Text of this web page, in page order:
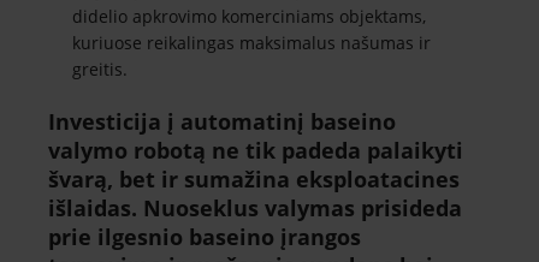
didelio apkrovimo komerciniams objektams,
kuriuose reikalingas maksimalus našumas ir
greitis.
Investicija į automatinį baseino
valymo robotą ne tik padeda palaikyti
švarą, bet ir sumažina eksploatacines
išlaidas. Nuoseklus valymas prisideda
prie ilgesnio baseino įrangos